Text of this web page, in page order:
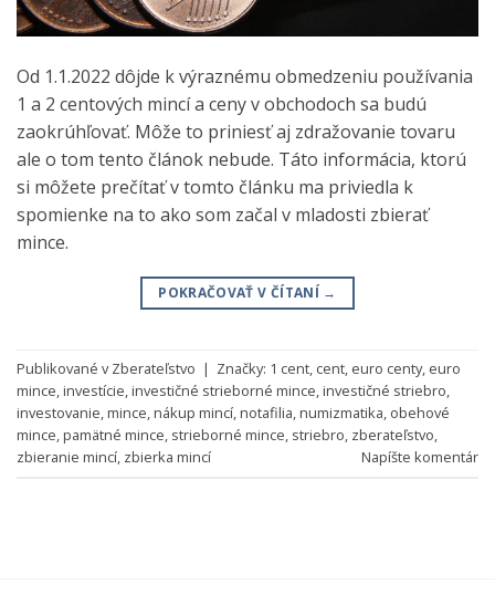
Od 1.1.2022 dôjde k výraznému obmedzeniu používania
1 a 2 centových mincí a ceny v obchodoch sa budú
zaokrúhľovať. Môže to priniesť aj zdražovanie tovaru
ale o tom tento článok nebude. Táto informácia, ktorú
si môžete prečítať v tomto článku ma priviedla k
spomienke na to ako som začal v mladosti zbierať
mince.
POKRAČOVAŤ V ČÍTANÍ →
Publikované vZberateľstvo | Značky: 1 cent, cent, euro centy, euro
mince,investície,investičné strieborné mince,investičné striebro,
investovanie,mince,nákup mincí,notafilia,numizmatika, obehové
mince,pamätné mince, strieborné mince, striebro, zberateľstvo,
zbieranie mincí, zbierka mincí Napíšte komentár